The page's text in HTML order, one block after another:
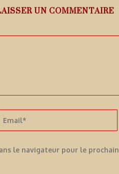
UN COMMENTAIRE
le navigateur pour le